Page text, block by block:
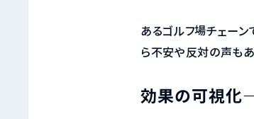
あるゴルフ場チェー
ら不安や反対の声もあ
効果の可視化